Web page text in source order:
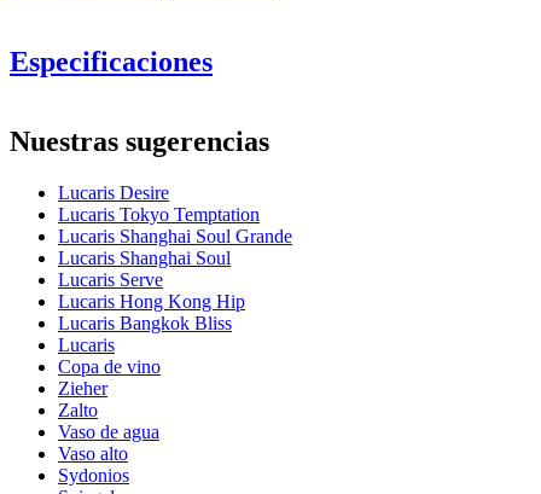
demuestra aquí
Especificaciones
Número de producto1LS10W17E
Dimensiones (AnxAlxP cm)
Peso (kg)0.233
Altura (cm)21.9
Ancho (cm)40
Profundidad (cm)31
Vidrio
Serie de productos
VidrioCopa de vino blanco, Cristal
Diámetro (cm)
Capacidad (cl)
Nuestras sugerencias
Lucaris Desire
Lucaris Tokyo Temptation
Lucaris Shanghai Soul Grande
Lucaris Shanghai Soul
Lucaris Serve
Lucaris Hong Kong Hip
Lucaris Bangkok Bliss
Lucaris
Copa de vino
Zieher
Zalto
Vaso de agua
Vaso alto
Sydonios